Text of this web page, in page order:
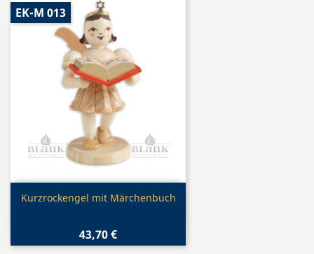
Vorschau
Kurzrockengel mit Märchenbuch
43,70 €
EK-M 013